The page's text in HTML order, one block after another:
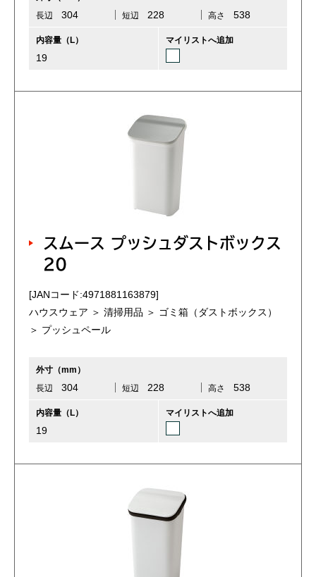
長辺
304 短辺 228 高さ 538
内容量（L）
19
マイリストへ追加
スムース プッシュダストボックス
20
[JANコード:4971881163879]
ハウスウェア ＞ 清掃用品 ＞ ゴミ箱（ダストボックス）
＞ プッシュペール
外寸（mm）
長辺
304 短辺 228 高さ 538
内容量（L）
19
マイリストへ追加